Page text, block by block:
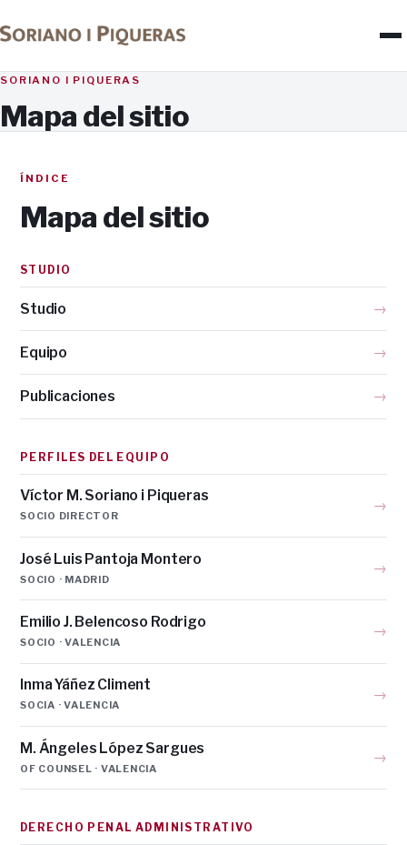
SORIANO I PIQUERAS
Mapa del sitio
ÍNDICE
Mapa del sitio
STUDIO
Studio →
Equipo →
Publicaciones →
PERFILES DEL EQUIPO
Víctor M. Soriano i Piqueras
SOCIO DIRECTOR
→
José Luis Pantoja Montero
SOCIO · MADRID
→
Emilio J. Belencoso Rodrigo
SOCIO · VALENCIA
→
Inma Yáñez Climent
SOCIA · VALENCIA
→
M. Ángeles López Sargues
OF COUNSEL · VALENCIA
→
DERECHO PENAL ADMINISTRATIVO